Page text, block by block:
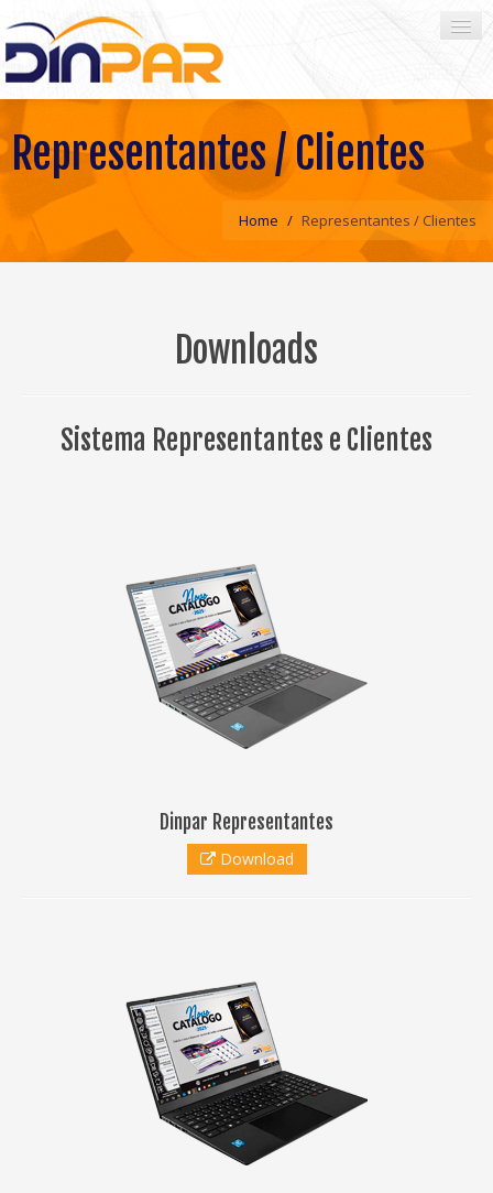
HOME
EMPRESA
PRODUTOS
Representantes / Clientes
Home / Representantes / Clientes
Downloads
Sistema Representantes e Clientes
Dinpar Representantes
Download